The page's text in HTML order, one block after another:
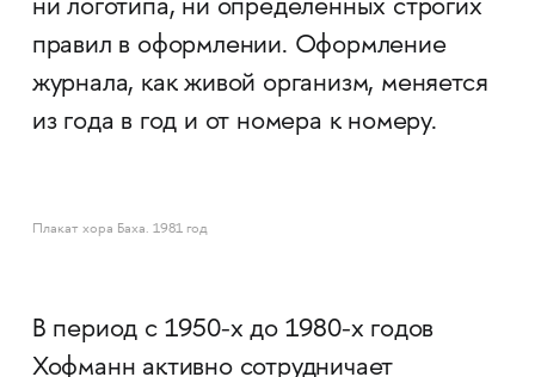
ни логотипа, ни определенных строгих
правил в оформлении. Оформление
журнала, как живой организм, меняется
из года в год и от номера к номеру.
Плакат хора Баха. 1981 год
В период с 1950-х до 1980-х годов
Хофманн активно сотрудничает